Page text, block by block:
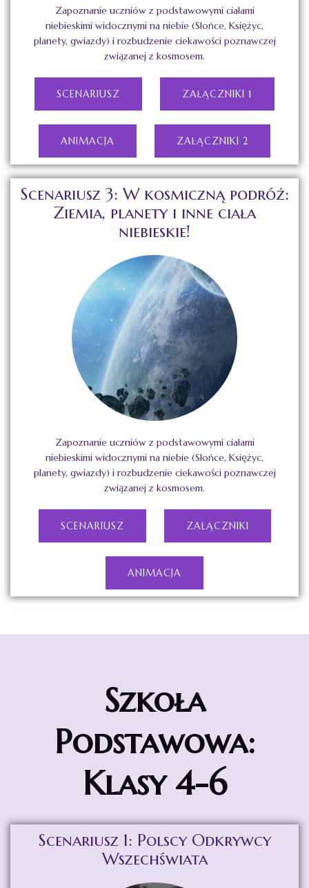
Zapoznanie uczniów z podstawowymi ciałami
niebieskimi widocznymi na niebie (Słońce, Księżyc,
planety, gwiazdy) i rozbudzenie ciekawości poznawczej
związanej z kosmosem.
SCENARIUSZ ZAŁĄCZNIKI 1
ANIMACJA ZAŁĄCZNIKI 2
Scenariusz 3: W kosmiczną podróż:
Ziemia, planety i inne ciała
niebieskie!
Zapoznanie uczniów z podstawowymi ciałami
niebieskimi widocznymi na niebie (Słońce, Księżyc,
planety, gwiazdy) i rozbudzenie ciekawości poznawczej
związanej z kosmosem.
SCENARIUSZ ZAŁĄCZNIKI
ANIMACJA
Szkoła
Podstawowa:
Klasy 4-6
Scenariusz 1: Polscy Odkrywcy
Wszechświata